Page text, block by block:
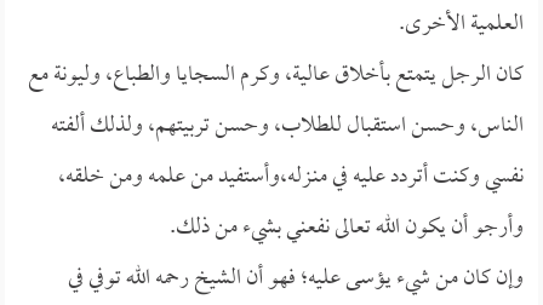
العلمية الأخرى.
كان الرجل يتمتع بأخلاق عالية، وكرم السجايا والطباع، وليونة مع
الناس، وحسن استقبال للطلاب، وحسن تربيتهم، ولذلك ألفته
نفسي وكنت أتردد عليه في منـزله،وأستفيد من علمه ومن خلقه،
وأرجو أن يكون الله تعالى نفعني بشيء من ذلك.
وإن كان من شيء يؤسى عليه؛ فهو أن الشيخ رحمه الله توفي في